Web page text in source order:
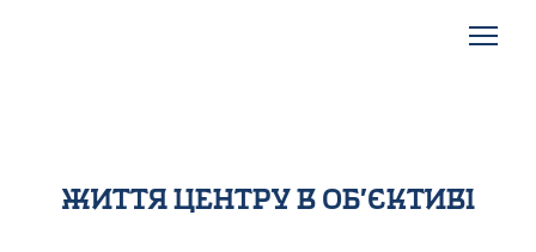
життя центру в об’єктиві